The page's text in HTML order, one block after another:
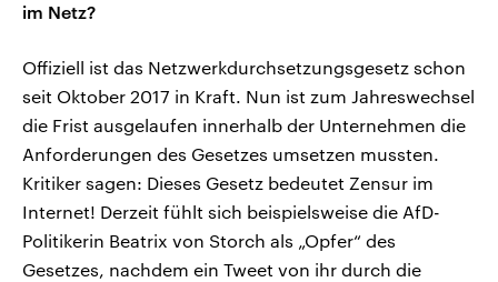
im Netz?
Offiziell ist das Netzwerkdurchsetzungsgesetz schon
seit Oktober 2017 in Kraft. Nun ist zum Jahreswechsel
die Frist ausgelaufen innerhalb der Unternehmen die
Anforderungen des Gesetzes umsetzen mussten.
Kritiker sagen: Dieses Gesetz bedeutet Zensur im
Internet! Derzeit fühlt sich beispielsweise die AfD-
Politikerin Beatrix von Storch als „Opfer“ des
Gesetzes, nachdem ein Tweet von ihr durch die